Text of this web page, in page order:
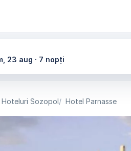
23 aug · 7 nopți
Hoteluri Sozopol Hotel Parnasse